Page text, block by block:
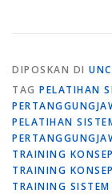
DIPOSKAN DI
TAG PELATIHAN
PELATIHAN
TRAINING
TRAINING
TRAINING